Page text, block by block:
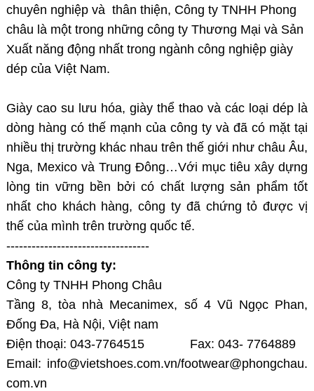
chuyên nghiệp và thân thiện, Công ty TNHH Phong
châu là một trong những công ty Thương Mại và Sản
Xuất năng động nhất trong ngành công nghiệp giày
dép của Việt Nam.
Giày cao su lưu hóa, giày thể thao và các loại dép là
dòng hàng có thế mạnh của công ty và đã có mặt tại
nhiều thị trường khác nhau trên thế giới như châu Âu,
Nga, Mexico và Trung Đông…Với mục tiêu xây dựng
lòng tin vững bền bởi có chất lượng sản phẩm tốt
nhất cho khách hàng, công ty đã chứng tỏ được vị
thế của mình trên trường quốc tế.
----------------------------------
Thông tin công ty:
Công ty TNHH Phong Châu
Tầng 8, tòa nhà Mecanimex, số 4 Vũ Ngọc Phan,
Đống Đa, Hà Nội, Việt nam
Điện thoại: 043-7764515 Fax: 043- 7764889
Email: info@vietshoes.com.vn/footwear@phongchau.
com.vn